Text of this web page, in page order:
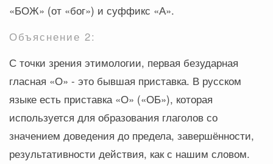
«БОЖ» (от «бог») и суффикс «А».
Объяснение 2:
С точки зрения этимологии, первая безударная
гласная «О» - это бывшая приставка. В русском
языке есть приставка «О» («ОБ»), которая
используется для образования глаголов со
значением доведения до предела, завершённости,
результативности действия, как с нашим словом.